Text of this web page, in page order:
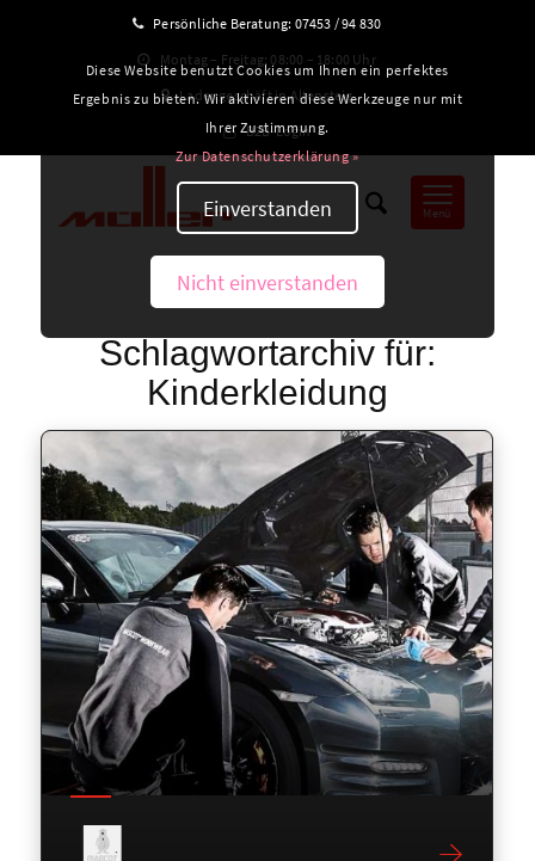
Persönliche Beratung: 07453 / 94 830
Montag – Freitag: 08:00 – 18:00 Uhr
Ladengeschäft in Altensteig
B2B-Login
Menü
Schlagwortarchiv für:
Kinderkleidung
Diese Website benutzt Cookies um Ihnen ein perfektes
Ergebnis zu bieten. Wir aktivieren diese Werkzeuge nur mit
Ihrer Zustimmung.
Zur Datenschutzerklärung »
Einverstanden
Nicht einverstanden